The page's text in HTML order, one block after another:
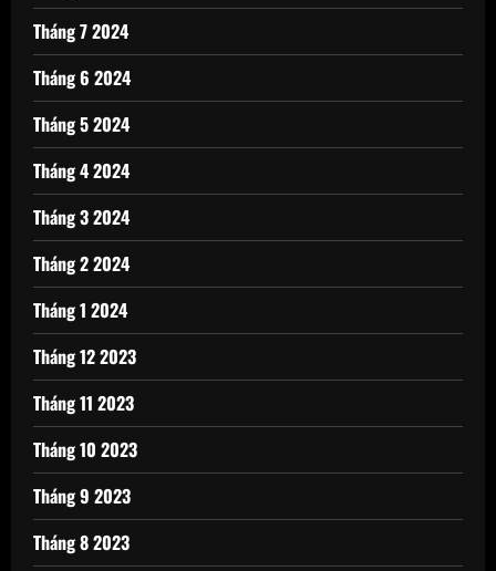
Tháng 7 2024
Tháng 6 2024
Tháng 5 2024
Tháng 4 2024
Tháng 3 2024
Tháng 2 2024
Tháng 1 2024
Tháng 12 2023
Tháng 11 2023
Tháng 10 2023
Tháng 9 2023
Tháng 8 2023